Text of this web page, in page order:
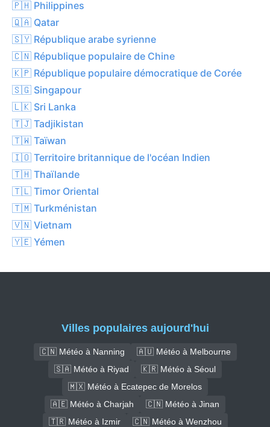
🇵🇭 Philippines
🇶🇦 Qatar
🇸🇾 République arabe syrienne
🇨🇳 République populaire de Chine
🇰🇵 République populaire démocratique de Corée
🇸🇬 Singapour
🇱🇰 Sri Lanka
🇹🇯 Tadjikistan
🇹🇼 Taïwan
🇮🇴 Territoire britannique de l'océan Indien
🇹🇭 Thaïlande
🇹🇱 Timor Oriental
🇹🇲 Turkménistan
🇻🇳 Vietnam
🇾🇪 Yémen
Villes populaires aujourd'hui
🇨🇳 Météo à Nanning
🇦🇺 Météo à Melbourne
🇸🇦 Météo à Riyad
🇰🇷 Météo à Séoul
🇲🇽 Météo à Ecatepec de Morelos
🇦🇪 Météo à Charjah
🇨🇳 Météo à Jinan
🇹🇷 Météo à Izmir
🇨🇳 Météo à Wenzhou